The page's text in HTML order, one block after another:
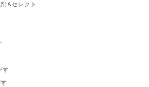
)&セレクト
す